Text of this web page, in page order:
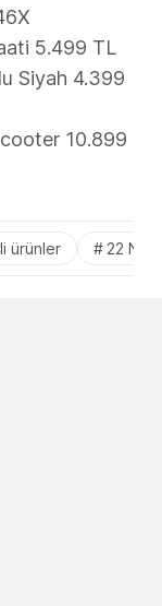
5.499 TL
Siyah 4.399
10.899
ürünler 22